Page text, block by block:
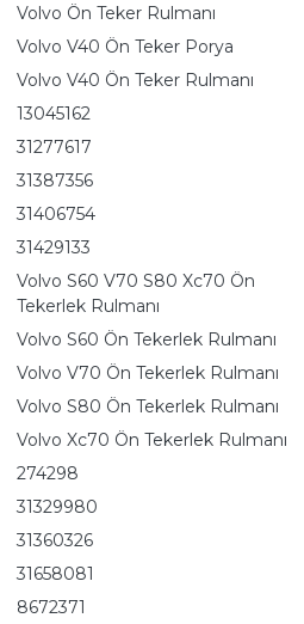
Volvo Ön Teker Rulmanı
Volvo V40 Ön Teker Porya
Volvo V40 Ön Teker Rulmanı
13045162
31277617
31387356
31406754
31429133
Volvo S60 V70 S80 Xc70 Ön
Tekerlek Rulmanı
Volvo S60 Ön Tekerlek Rulmanı
Volvo V70 Ön Tekerlek Rulmanı
Volvo S80 Ön Tekerlek Rulmanı
Volvo Xc70 Ön Tekerlek Rulmanı
274298
31329980
31360326
31658081
8672371